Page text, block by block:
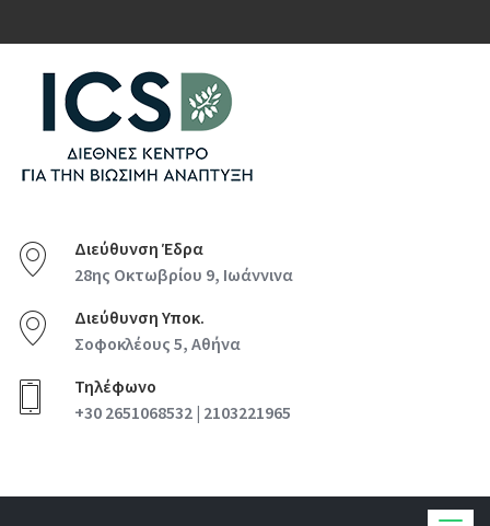
Διεύθυνση Έδρα
28ης Οκτωβρίου 9, Ιωάννινα
Διεύθυνση Υποκ.
Σοφοκλέους 5, Αθήνα
Τηλέφωνο
+30 2651068532 | 2103221965